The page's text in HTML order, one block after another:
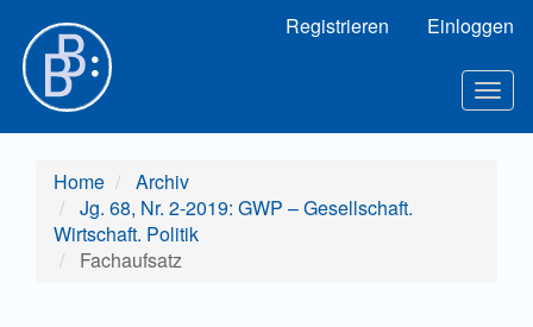
Hauptinhalt
Sidebar
Registrieren Einloggen
Home
Archiv
Jg. 68, Nr. 2-2019: GWP – Gesellschaft.
Wirtschaft. Politik
Fachaufsatz